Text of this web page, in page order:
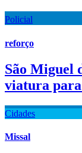
Policial
reforço
São Miguel
viatura
Cidades
Missal